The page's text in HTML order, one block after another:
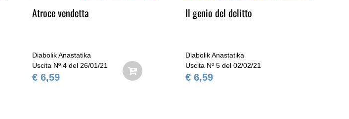
Atroce vendetta
Diabolik Anastatika
Uscita Nº 4 del 26/01/21
€ 6,59
Il genio del delitto
Diabolik Anastatika
Uscita Nº 5 del 02/02/21
€ 6,59